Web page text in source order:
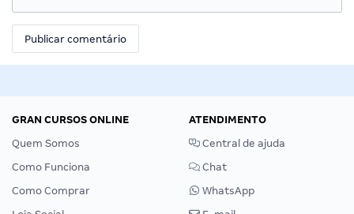
GRAN CURSOS ONLINE
Quem Somos
Como Funciona
Como Comprar
ATENDIMENTO
Central de ajuda
Chat
WhatsApp